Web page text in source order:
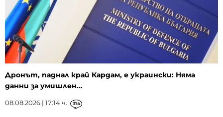
Дронът, паднал край Кардам, е украински: Няма
данни за умишлен...
08.08.2026 | 17:14 ч. 314